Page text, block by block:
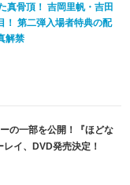
真骨頂！ 吉岡里帆・吉田
！ 第二弾入場者特典の配
解禁
の一部を公開！『ほどな
イ、DVD発売決定！